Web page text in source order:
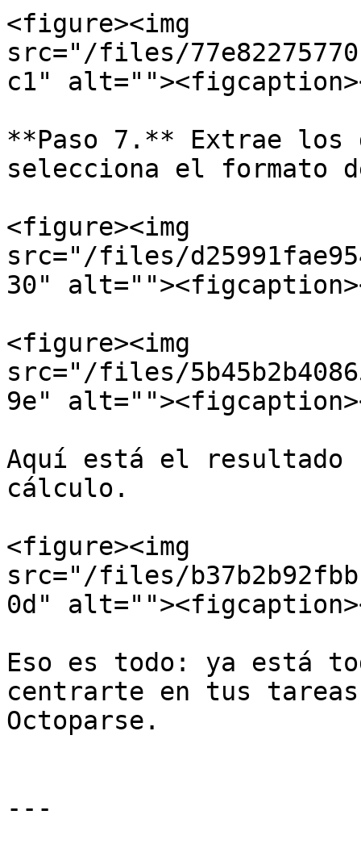
<figure><img
src="/files/
c1"
**Paso 7.** Extrae los
selecciona el formato
<figure><img
src="/files/
30"
<figure><img
src="/files/
9e"
Aquí está el resultado
cálculo.
<figure><img
src="/files/
0d"
Eso es todo: ya está
centrarte en tus tareas
Octoparse.
---